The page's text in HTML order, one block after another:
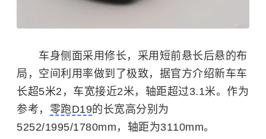
车身侧面采用修长，采用短前悬长后悬的布
局，空间利用率做到了极致，据官方介绍新车车
长超5米2，车宽接近2米，轴距超过3.1米。作为
参考， 零跑D19的长宽高分别为
5252/1995/1780mm，轴距为3110mm。